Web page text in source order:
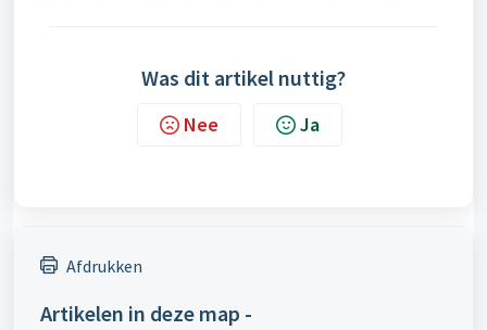
Was dit artikel nuttig?
Nee Ja
Afdrukken
Artikelen in deze map -